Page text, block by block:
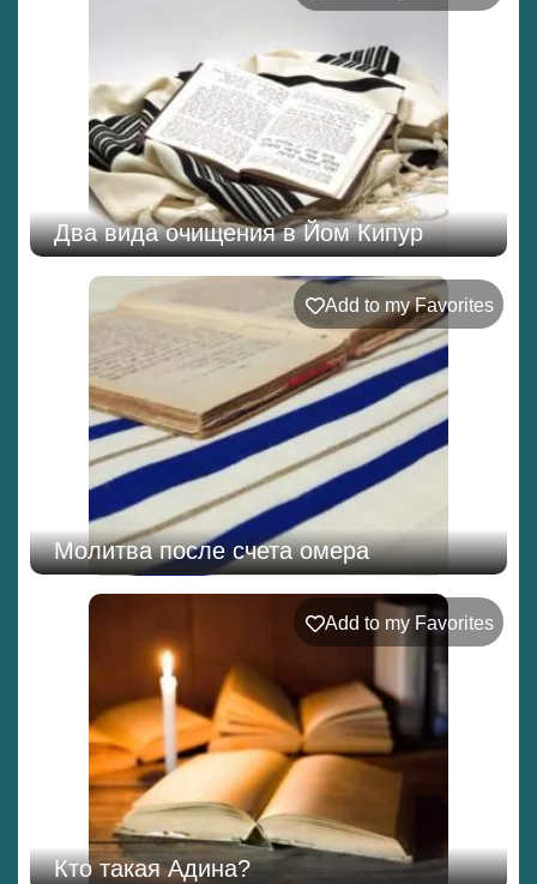
Два вида очищения в Йом Кипур
Add to my Favorites
Молитва после счета омера
Add to my Favorites
Кто такая Адина?